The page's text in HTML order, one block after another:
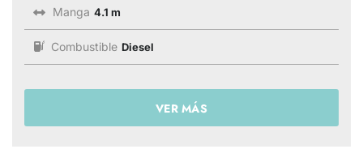
Manga 4.1 m
Combustible Diesel
VER MÁS